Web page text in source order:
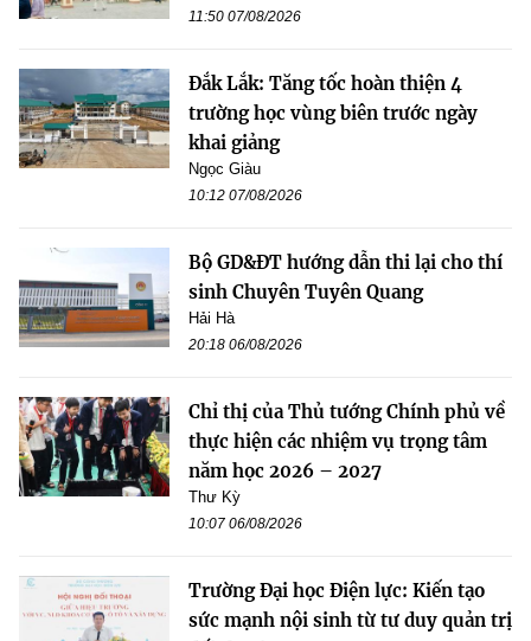
11:50 07/08/2026
Đắk Lắk: Tăng tốc hoàn thiện 4
trường học vùng biên trước ngày
khai giảng
Ngọc Giàu
10:12 07/08/2026
Bộ GD&ĐT hướng dẫn thi lại cho thí
sinh Chuyên Tuyên Quang
Hải Hà
20:18 06/08/2026
Chỉ thị của Thủ tướng Chính phủ về
thực hiện các nhiệm vụ trọng tâm
năm học 2026 – 2027
Thư Kỳ
10:07 06/08/2026
Trường Đại học Điện lực: Kiến tạo
sức mạnh nội sinh từ tư duy quản trị